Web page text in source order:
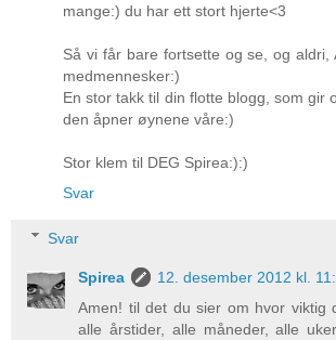
mange:) du har ett stort hjerte<3
Så vi får bare fortsette og se, og aldri,
medmennesker:)
En stor takk til din flotte blogg, som gir
den åpner øynene våre:)
Stor klem til DEG Spirea:):)
Svar
Svar
Spirea
12. desember 2012 kl.
Amen! til det du sier om hvor viktig
alle årstider, alle måneder, alle